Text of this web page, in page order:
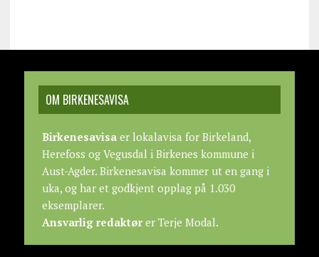
OM BIRKENESAVISA
Birkenesavisaer lokalavisa for Birkeland,
Herefoss og Vegusdal i Birkenes kommune i
Aust-Agder. Birkenesavisa kommer ut en gang i
uka, og har et godkjent opplag på 1.030
eksemplarer.
Ansvarlig redaktører Terje Modal.